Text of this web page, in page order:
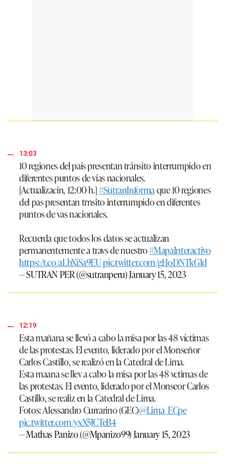
13:03
10 regiones del país presentan tránsito interrumpido en
diferentes puntos de vías nacionales.
[Actualizacin, 12:00 h.]#SutranInformaque 10 regiones
del pas presentan trnsito interrumpido en diferentes
puntos de vas nacionales.
Recuerda que todos los datos se actualizan
permanentemente a travs de nuestro#MapaInteractivo
https://t.co/aLbXiSa9EUpic.twitter.com/gHoDNTkGId
— SUTRAN PER (@sutranperu)January 15, 2023
12:19
Esta mañana se llevó a cabo la misa por las 48 víctimas
de las protestas. El evento, liderado por el Monseñor
Carlos Castillo, se realizó en la Catedral de Lima.
Esta maana se llev a cabo la misa por las 48 vctimas de
las protestas. El evento, liderado por el Monseor Carlos
Castillo, se realiz en la Catedral de Lima.
Fotos: Alessandro Currarino (GEC)@Lima_ECpe
pic.twitter.com/yxX5JCTeB4
— Mathas Panizo (@Mpanizo99)January 15, 2023